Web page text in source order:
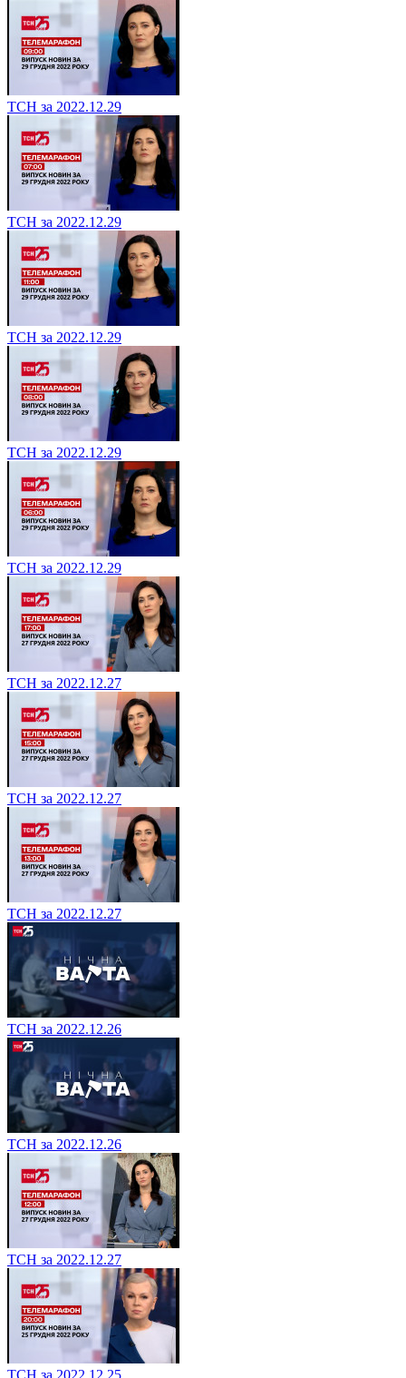
ТСН за 2022.12.29
ТСН за 2022.12.29
ТСН за 2022.12.29
ТСН за 2022.12.29
ТСН за 2022.12.29
ТСН за 2022.12.27
ТСН за 2022.12.27
ТСН за 2022.12.27
ТСН за 2022.12.26
ТСН за 2022.12.26
ТСН за 2022.12.27
ТСН за 2022.12.25